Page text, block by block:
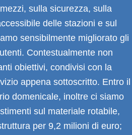
sulla sicurezza, sulla
delle stazioni e sul
sensibilmente migliorato gli
Contestualmente non
obiettivi, condivisi con la
appena sottoscritto. Entro il
domenicale, inoltre ci siamo
sul materiale rotabile,
per 9,2 milioni di euro;